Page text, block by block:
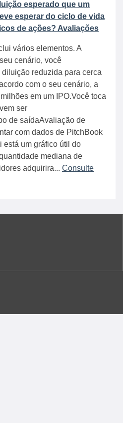
esperado que um
esperar do ciclo de vida
de ações? Avaliações
vários elementos. A
cenário, você
reduzida para cerca
com o seu cenário, a
em um IPO.Você toca
ser
de saídaAvaliação de
com dados de PitchBook
está um gráfico útil do
mediana de
adquirira... Consulte